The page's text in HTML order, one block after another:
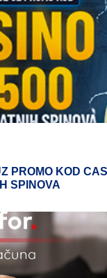
PROMO KOD
SPINOVA